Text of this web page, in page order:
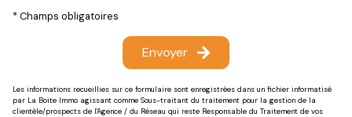
* Champs obligatoires
Envoyer
Les informations recueillies sur ce formulaire sont enregistrées dans un fichier informatisé
par La Boite Immo agissant comme Sous-traitant du traitement pour la gestion de la
clientèle/prospects de l'Agence / du Réseau qui reste Responsable du Traitement de vos